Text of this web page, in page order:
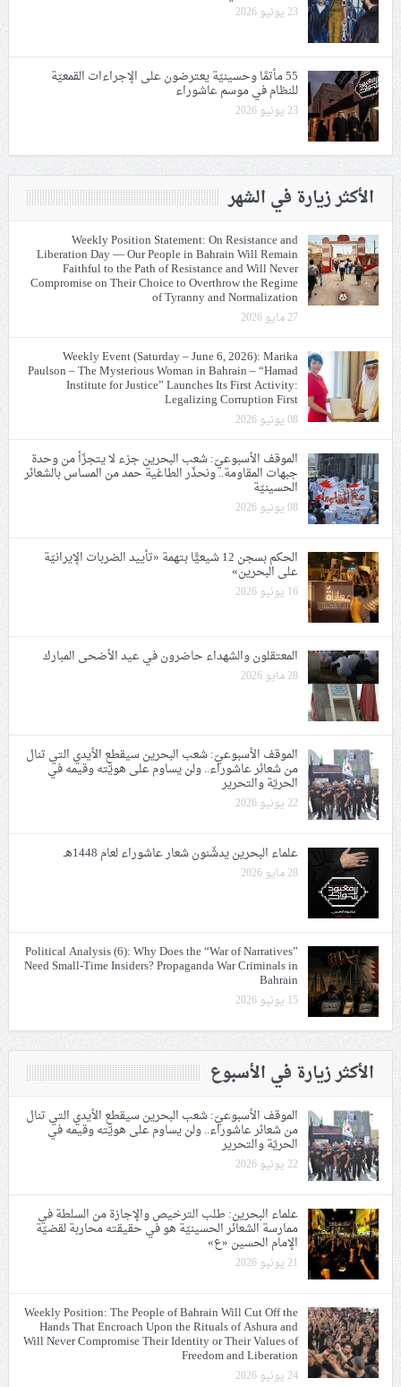
23 يونيو 2026
55 مأتمًا وحسينيّة يعترضون على الإجراءات القمعيّة
للنظام في موسم عاشوراء
23 يونيو 2026
الأكثر زيارة في الشهر
Weekly Position Statement: On Resistance and
Liberation Day — Our People in Bahrain Will Remain
Faithful to the Path of Resistance and Will Never
Compromise on Their Choice to Overthrow the Regime
of Tyranny and Normalization
27 مايو 2026
Weekly Event (Saturday – June 6, 2026): Marika
Paulson – The Mysterious Woman in Bahrain – “Hamad
Institute for Justice” Launches Its First Activity:
Legalizing Corruption First
08 يونيو 2026
الموقف الأسبوعيّ: شعب البحرين جزء لا يتجزّأ من وحدة
جبهات المقاومة.. ونحذّر الطاغية حمد من المساس بالشعائر
الحسينيّة
08 يونيو 2026
الحكم بسجن 12 شيعيًّا بتهمة «تأييد الضربات الإيرانيّة
على البحرين»
16 يونيو 2026
المعتقلون والشهداء حاضرون في عيد الأضحى المبارك
28 مايو 2026
الموقف الأسبوعيّ: شعب البحرين سيقطع الأيدي التي تنال
من شعائر عاشوراء.. ولن يساوم على هويّته وقيمه في
الحريّة والتحرير
22 يونيو 2026
علماء البحرين يدشّنون شعار عاشوراء لعام 1448هـ
28 مايو 2026
Political Analysis (6): Why Does the “War of Narratives”
Need Small-Time Insiders? Propaganda War Criminals in
Bahrain
15 يونيو 2026
الأكثر زيارة في الأسبوع
الموقف الأسبوعيّ: شعب البحرين سيقطع الأيدي التي تنال
من شعائر عاشوراء.. ولن يساوم على هويّته وقيمه في
الحريّة والتحرير
22 يونيو 2026
علماء البحرين: طلب الترخيص والإجازة من السلطة في
ممارسة الشعائر الحسينيّة هو في حقيقته محاربة لقضيّة
الإمام الحسين «ع»
21 يونيو 2026
Weekly Position: The People of Bahrain Will Cut Off the
Hands That Encroach Upon the Rituals of Ashura and
Will Never Compromise Their Identity or Their Values of
Freedom and Liberation
24 يونيو 2026